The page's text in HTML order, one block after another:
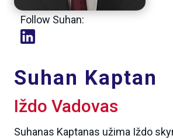
Follow Suhan:
Suhan Kaptan
Iždo Vadovas
Suhanas Kaptanas užima Iždo